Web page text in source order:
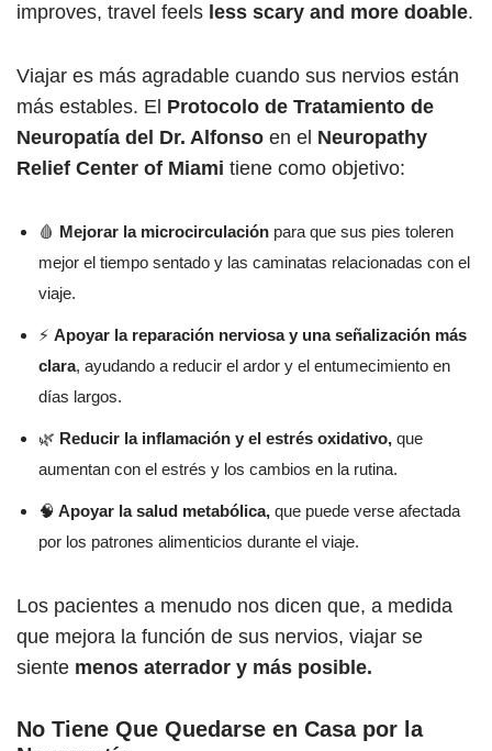
improves, travel feels less scary and more doable.
Viajar es más agradable cuando sus nervios están
más estables. El Protocolo de Tratamiento de
Neuropatía del Dr. Alfonso en el Neuropathy
Relief Center of Miami tiene como objetivo:
🩸 Mejorar la microcirculación para que sus pies toleren
mejor el tiempo sentado y las caminatas relacionadas con el
viaje.
⚡ Apoyar la reparación nerviosa y una señalización más
clara, ayudando a reducir el ardor y el entumecimiento en
días largos.
🌿 Reducir la inflamación y el estrés oxidativo, que
aumentan con el estrés y los cambios en la rutina.
🧠 Apoyar la salud metabólica, que puede verse afectada
por los patrones alimenticios durante el viaje.
Los pacientes a menudo nos dicen que, a medida
que mejora la función de sus nervios, viajar se
siente menos aterrador y más posible.
No Tiene Que Quedarse en Casa por la